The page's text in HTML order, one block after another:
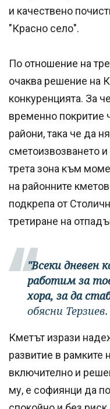
и качествено
"Красно село".
По отношение на
очаква решение на
конкуренцията. За
временно покритие
райони, така че да
сметоизвозването
трета зона към
на районните
подкрепа от
третиране на
"Всеки дневен
работим за
хора, за да
обясни Терзиев.
Кметът изрази
развитие в
включително и
му, е софиянци да